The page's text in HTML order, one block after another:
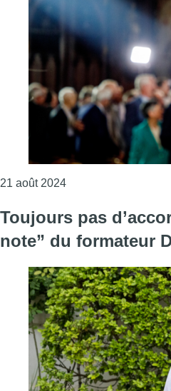
21 août 2024Consulter l'article
Toujours pas
note” du formateur